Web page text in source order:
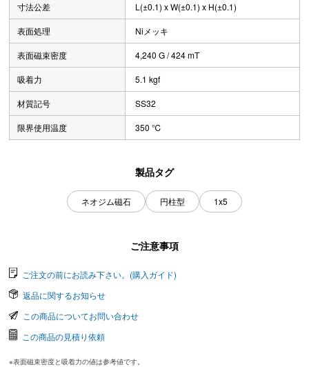
寸法公差 L(±0.1) x W(±0.1) x H(±0.1)
表面処理 Niメッキ
表面磁束密度 4,240 G / 424 mT
吸着力 5.1 kgf
材質記号 SS32
限界使用温度 350 ℃
製品タグ
ネオジム磁石 円柱型 1x5
ご注意事項
ご注文の前にお読み下さい。(購入ガイド)
返品に関するお知らせ
この商品についてお問い合わせ
この商品の見積り依頼
※表面磁束密度と吸着力の値は参考値です。